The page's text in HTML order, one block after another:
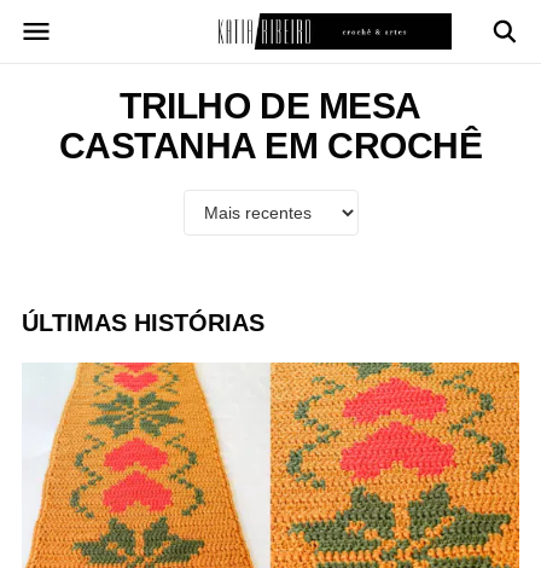
para
TRILHO DE MESA
CASTANHA EM CROCHÊ
ÚLTIMAS HISTÓRIAS